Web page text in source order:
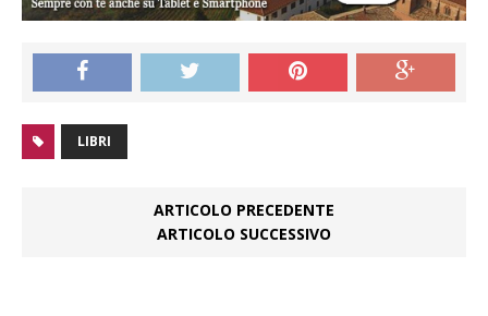
LIBRI
ARTICOLO PRECEDENTE
ARTICOLO SUCCESSIVO